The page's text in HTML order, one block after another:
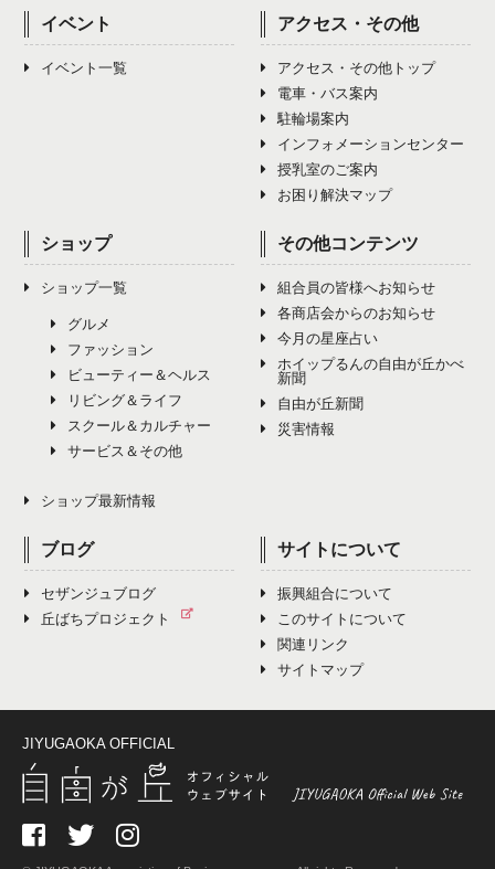
イベント
イベント一覧
アクセス・その他
アクセス・その他トップ
電車・バス案内
駐輪場案内
インフォメーションセンター
授乳室のご案内
お困り解決マップ
ショップ
ショップ一覧
グルメ
ファッション
ビューティー＆ヘルス
リビング＆ライフ
スクール＆カルチャー
サービス＆その他
ショップ最新情報
その他コンテンツ
組合員の皆様へお知らせ
各商店会からのお知らせ
今月の星座占い
ホイップるんの自由が丘かべ
新聞
自由が丘新聞
災害情報
ブログ
セザンジュブログ
丘ばちプロジェクト
サイトについて
振興組合について
このサイトについて
関連リンク
サイトマップ
JIYUGAOKA OFFICIAL